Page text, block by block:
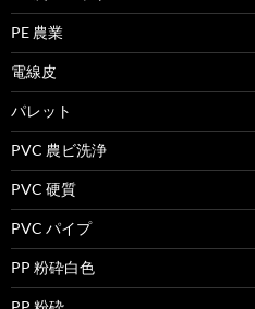
PE 農業
電線皮
パレット
PVC 農ビ洗浄
PVC 硬質
PVC パイプ
PP 粉砕白色